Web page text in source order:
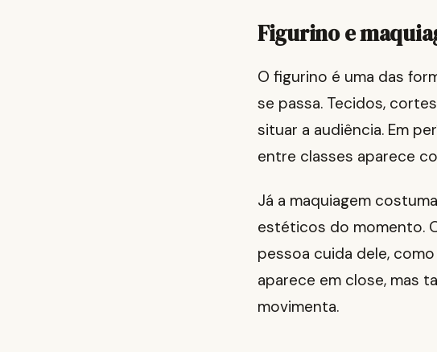
Figurino e
O figurino é uma das
se passa. Tecidos,
situar a audiência. Em
entre classes aparece
Já a maquiagem
estéticos do momento.
pessoa cuida dele,
aparece em close, mas
movimenta.